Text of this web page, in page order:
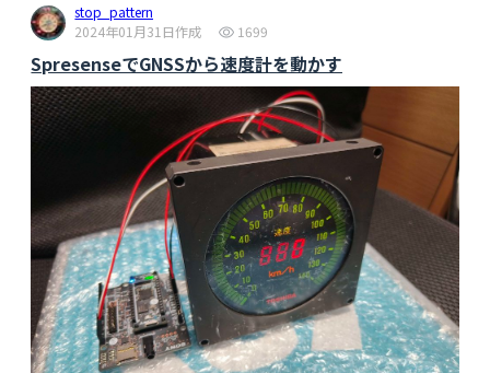
stop_pattern
2024年01月31日作成
1699
SpresenseでGNSSから速度計を動かす